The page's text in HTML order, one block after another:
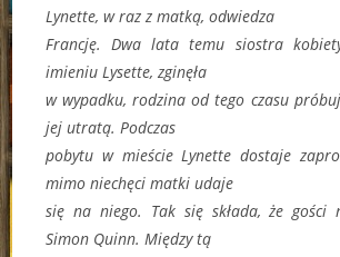
Lynette, w raz z matką, odwiedza
Francję. Dwa lata temu siostra
imieniu Lysette, zginęła
w wypadku, rodzina od tego czasu
jej utratą. Podczas
pobytu w mieście Lynette dostaje
mimo niechęci matki udaje
się na niego. Tak się składa, że gości
Simon Quinn. Między tą